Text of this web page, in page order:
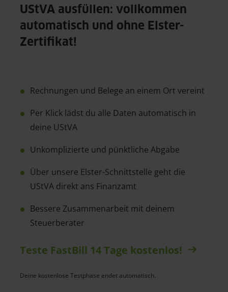
UStVA ausfüllen: vollkommen
automatisch und ohne Elster-
Zertifikat!
Rechnungen und Belege an einem Ort vereint
Per Klick lädst du alle Daten automatisch in
deine UStVA
Unkomplizierte und pünktliche Abgabe
Über unsere Elster-Schnittstelle geht die
UStVA direkt ans Finanzamt
Bessere Zusammenarbeit mit deinem
Steuerberater
Teste FastBill 14 Tage kostenlos!
Deine kostenlose Testphase endet automatisch.